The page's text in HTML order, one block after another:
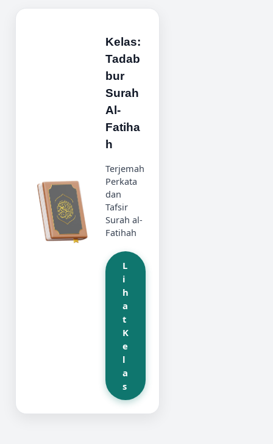
Kelas:
Tadab
bur
Surah
Al-
Fatiha
h
Terjemah
Perkata
dan
Tafsir
Surah al-
Fatihah
L
i
h
a
t
K
e
l
a
s